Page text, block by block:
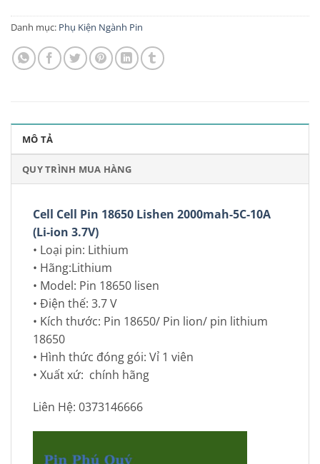
Danh mục: Phụ Kiện Ngành Pin
MÔ TẢ
QUY TRÌNH MUA HÀNG
Cell Cell Pin 18650 Lishen 2000mah-5C-10A
(Li-ion 3.7V)
• Loại pin: Lithium
• Hãng:Lithium
• Model: Pin 18650 lisen
• Điện thế: 3.7 V
• Kích thước: Pin 18650/ Pin lion/ pin lithium
18650
• Hình thức đóng gói: Vỉ 1 viên
• Xuất xứ: chính hãng
Liên Hệ: 0373146666